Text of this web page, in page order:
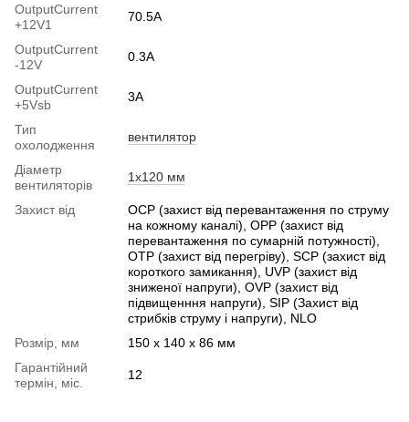
OutputCurrent
+12V1
70.5A
OutputСurrent
-12V
0.3А
OutputСurrent
+5Vsb
3А
Тип
охолодження
вентилятор
Діаметр
вентиляторів
1x120 мм
Захист від
OCP (захист від перевантаження по струму
на кожному каналі), OPP (захист від
перевантаження по сумарній потужності),
OTP (захист від перегріву), SCP (захист від
короткого замикання), UVP (захист від
зниженої напруги), OVP (захист від
підвищенння напруги), SIP (Захист від
стрибків струму і напруги), NLO
Розмір, мм
150 х 140 х 86 мм
Гарантійний
термін, міс.
12